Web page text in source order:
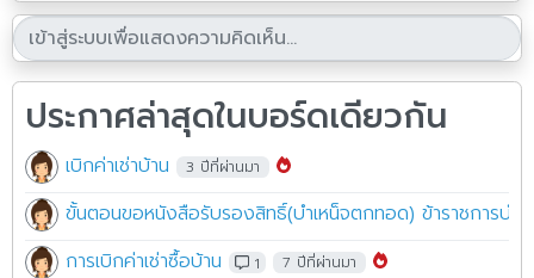
ประกาศล่าสุดในบอร์ดเดียวกัน
เบิกค่าเช่าบ้าน 3 ปีที่ผ่านมา
ขั้นตอนขอหนังสือรับรองสิทธิ์(บำเหน็จตกทอด) ข้าราชการบำ
การเบิกค่าเช่าซื้อบ้าน
1 7 ปีที่ผ่านมา